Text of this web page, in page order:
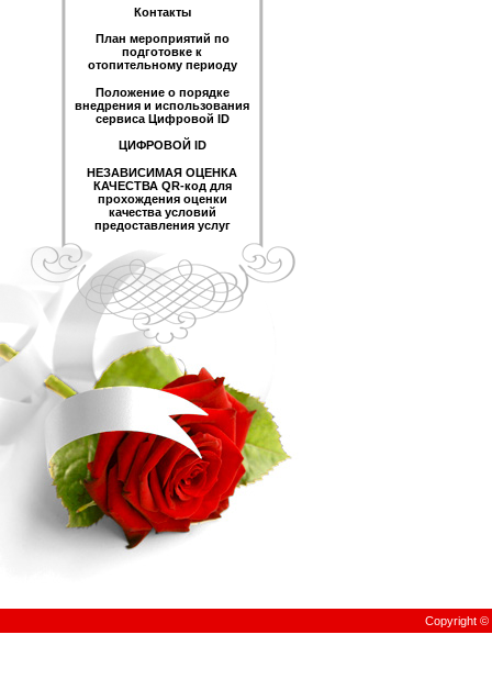
Контакты
План мероприятий по
подготовке к
отопительному периоду
Положение о порядке
внедрения и использования
сервиса Цифровой ID
ЦИФРОВОЙ ID
НЕЗАВИСИМАЯ ОЦЕНКА
КАЧЕСТВА QR-код для
прохождения оценки
качества условий
предоставления услуг
Copyright